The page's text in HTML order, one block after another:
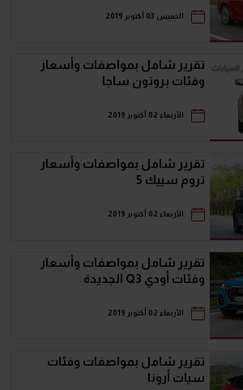
الخميس 03 أكتوبر 2019
تقرير شامل بمواصفات وأسعار
وفئات بروتون ساجا
الأربعاء 02 أكتوبر 2019
تقرير شامل بمواصفات وأسعار
تروم سييك 5
الأربعاء 02 أكتوبر 2019
تقرير شامل بمواصفات وأسعار
وفئات أودي Q3 الجديدة
الأربعاء 02 أكتوبر 2019
تقرير شامل بمواصفات وفئات
سيات أرونا